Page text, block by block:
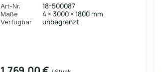
Alu-Rahmen EV1
Art-Nr. 18-500087
Maße 4 × 3000 × 1800 mm
Verfügbar unbegrenzt